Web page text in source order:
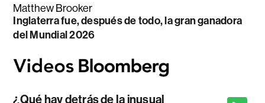
Matthew Brooker
Inglaterra fue, después de todo, la gran ganadora
del Mundial 2026
¿Qué hay detrás de la inusual